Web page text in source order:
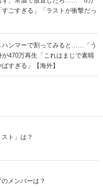
ごすぎる」「ラストが衝撃だっ
ンマーで割ってみると……「う
470万再生「これはまじで素晴
すぎる」【海外】
ト」は？
メンバーは？